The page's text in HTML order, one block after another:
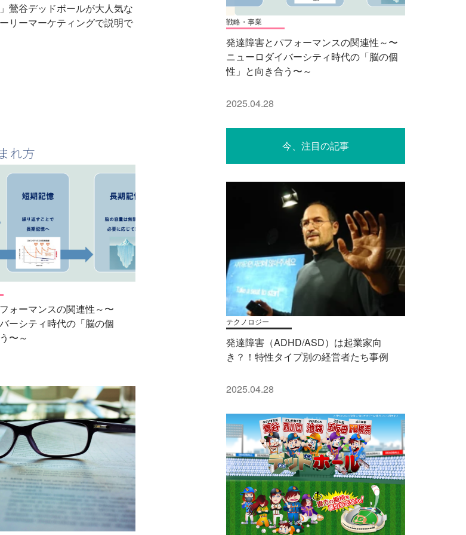
鶯谷デッドボールが大人気な
リーマーケティングで説明で
ォーマンスの関連性～〜
ーシティ時代の「脳の個
〜～
戦略・事業
発達障害とパフォーマンスの関連性～〜
ニューロダイバーシティ時代の「脳の個
性」と向き合う〜～
2025.04.28
今、注目の記事
テクノロジー
発達障害（ADHD/ASD）は起業家向
き？！特性タイプ別の経営者たち事例
2025.04.28